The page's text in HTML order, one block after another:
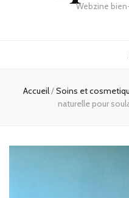
Webzine
Accueil/Soins et
naturelle pour